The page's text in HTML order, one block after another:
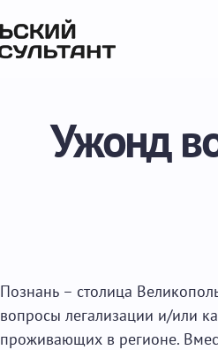
Ужонд
Познань – столица
вопросы легализации и/или
проживающих в регионе.